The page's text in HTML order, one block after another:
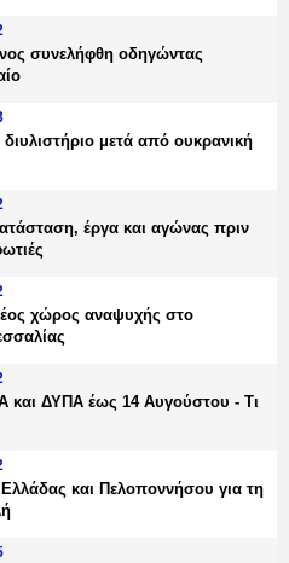
συνελήφθη οδηγώντας
μετά από ουκρανική
έργα και αγώνας πριν
χώρος αναψυχής στο
ΔΥΠΑ έως 14 Αυγούστου - Τι
και Πελοποννήσου για τη